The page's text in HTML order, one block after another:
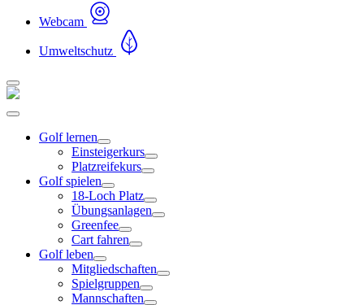
Webcam
Umweltschutz
Golf lernen
Einsteigerkurs
Platzreifekurs
Golf spielen
18-Loch Platz
Übungsanlagen
Greenfee
Cart fahren
Golf leben
Mitgliedschaften
Spielgruppen
Mannschaften